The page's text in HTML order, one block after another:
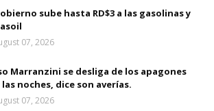
sube hasta RD$3 a las gasolinas y
07, 2026
Marranzini se desliga de los apagones
noches, dice son averías.
07, 2026